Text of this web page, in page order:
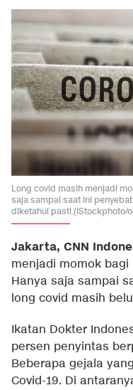
Long covid masih menjadi
saja sampai saat ini
diketahui pasti.(iStockphoto/
Jakarta, CNN
menjadi momok
Hanya saja sampai
long covid masih
Ikatan Dokter
persen penyintas
Beberapa gejala
Covid-19. Di